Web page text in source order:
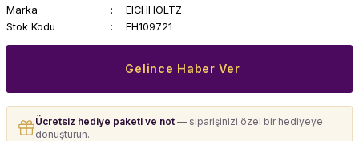
Marka
EICHHOLTZ
Stok Kodu
EH109721
Gelince Haber Ver
Ücretsiz hediye paketi ve not — siparişinizi özel bir hediyeye
dönüştürün.